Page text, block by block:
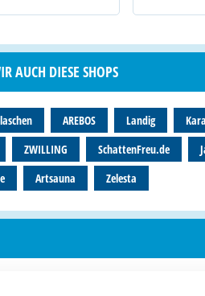
AUCH DIESE SHOPS
AREBOS Landig
ZWILLING SchattenFreu.de
Artsauna Zelesta